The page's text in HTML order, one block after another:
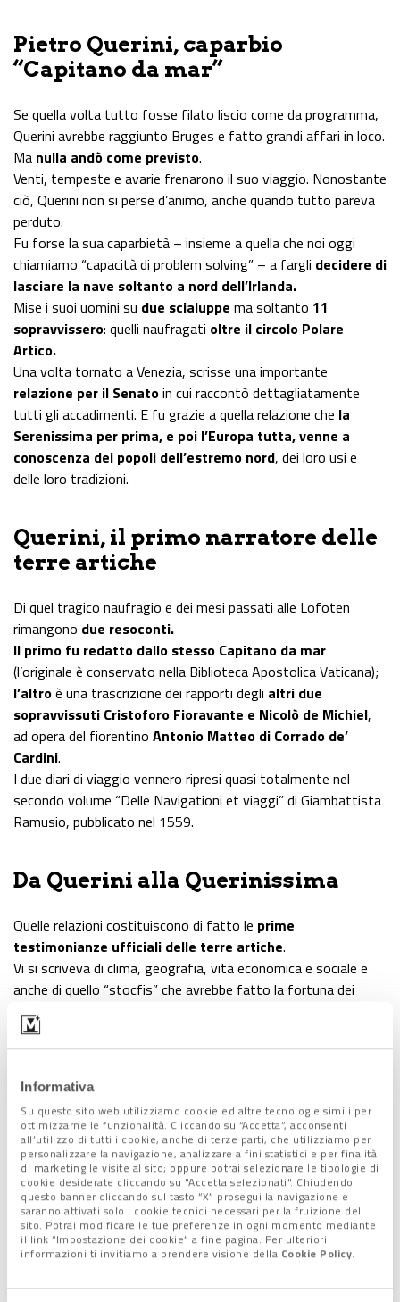
Informativa
Su questo sito web utilizziamo cookie ed altre tecnologie simili per
ottimizzarne le funzionalità. Cliccando su “Accetta”, acconsenti
all’utilizzo di tutti i cookie, anche di terze parti, che utilizziamo per
personalizzare la navigazione, analizzare a fini statistici e per finalità
di marketing le visite al sito; oppure potrai selezionare le tipologie di
cookie desiderate cliccando su "Accetta selezionati". Chiudendo
questo banner cliccando sul tasto “X” prosegui la navigazione e
saranno attivati solo i cookie tecnici necessari per la fruizione del
sito. Potrai modificare le tue preferenze in ogni momento mediante
il link “Impostazione dei cookie” a fine pagina. Per ulteriori
informazioni ti invitiamo a prendere visione della Cookie Policy.
Pietro Querini, caparbio
“Capitano da mar”
Se quella volta tutto fosse filato liscio come da programma,
Querini avrebbe raggiunto Bruges e fatto grandi affari in loco.
Ma nulla andò come previsto.
Venti, tempeste e avarie frenarono il suo viaggio. Nonostante
ciò, Querini non si perse d’animo, anche quando tutto pareva
perduto.
Fu forse la sua caparbietà – insieme a quella che noi oggi
chiamiamo “capacità di problem solving” – a fargli decidere di
lasciare la nave soltanto a nord dell’Irlanda.
Mise i suoi uomini su due scialuppe ma soltanto 11
sopravvissero: quelli naufragati oltre il circolo Polare
Artico.
Una volta tornato a Venezia, scrisse una importante
relazione per il Senatoin cui raccontò dettagliatamente
tutti gli accadimenti. E fu grazie a quella relazione che la
Serenissima per prima, e poi l’Europa tutta, venne a
conoscenza dei popoli dell’estremo nord, dei loro usi e
delle loro tradizioni.
Querini, il primo narratore delle
terre artiche
Di quel tragico naufragio e dei mesi passati alle Lofoten
rimangono due resoconti.
Il primo fu redatto dallo stesso Capitano da mar
(l’originale è conservato nella Biblioteca Apostolica Vaticana);
l’altroè una trascrizione dei rapporti degli altri due
sopravvissuti Cristoforo Fioravante e Nicolò de Michiel,
ad opera del fiorentino Antonio Matteo di Corrado de’
Cardini.
I due diari di viaggio vennero ripresi quasi totalmente nel
secondo volume “Delle Navigationi et viaggi” di Giambattista
Ramusio, pubblicato nel 1559.
Da Querini alla Querinissima
Quelle relazioni costituiscono di fatto le prime
testimonianze ufficiali delle terre artiche.
Vi si scriveva di clima, geografia, vita economica e sociale e
anche di quello “stocfis” che avrebbe fatto la fortuna dei
mercanti veneziani.
“Agli inizi del
Artico non erano disegnate sulle mappe– spiega Pietro
Biblioteca Nazionale Marciana di Venezia -. Nel
cartografo veneziano Andrea Bianco compone unatlantino
nautico, conservato presso la Marciana, e in una carta
dell’Europa Settentrionaleall’altezza delle Lofoten appare
segnata unalocalità con il nome “Stocfis”.Non sappiamo
con certezza se il Querini avesse avuto contatti con il
cartografo ma è ipotizzabile che Bianco fosse venuto a
conoscenza del naufragio e che ne fosse rimasto
impressionato tanto da indurlo a inserire quel toponimo”.
Anche nel Mappamondo di Fra Mauro c’è un esplicito